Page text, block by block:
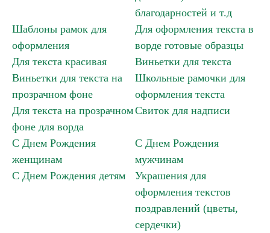
Школьные рамочки для оформления текста »
благодарностей и т.д
Шаблоны рамок для
оформления
Для оформления текста в
ворде готовые образцы
Для текста красивая
Виньетки для текста
Виньетки для текста на
прозрачном фоне
Школьные рамочки для
оформления текста
Для текста на прозрачном
фоне для ворда
Свиток для надписи
С Днем Рождения
женщинам
С Днем Рождения
мужчинам
С Днем Рождения детям
Украшения для
оформления текстов
поздравлений (цветы,
сердечки)